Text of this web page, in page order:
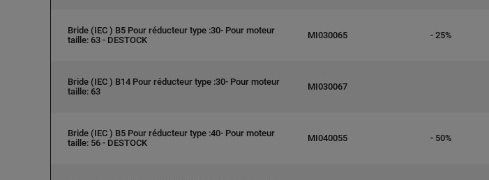
Bride (IEC ) B5 Pour réducteur type :30- Pour moteur
taille: 63 - DESTOCK
MI030065 - 25%
Bride (IEC ) B14 Pour réducteur type :30- Pour moteur
taille: 63
MI030067
Bride (IEC ) B5 Pour réducteur type :40- Pour moteur
taille: 56 - DESTOCK
MI040055 - 50%